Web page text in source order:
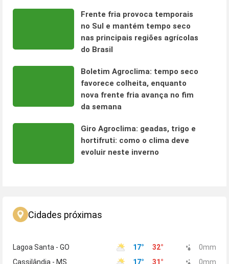
Frente fria provoca temporais
no Sul e mantém tempo seco
nas principais regiões agrícolas
do Brasil
Boletim Agroclima: tempo seco
favorece colheita, enquanto
nova frente fria avança no fim
da semana
Giro Agroclima: geadas, trigo e
hortifruti: como o clima deve
evoluir neste inverno
Cidades próximas
Lagoa Santa - GO 17° 32° 0mm
Cassilândia - MS
17° 31 ° 0mm